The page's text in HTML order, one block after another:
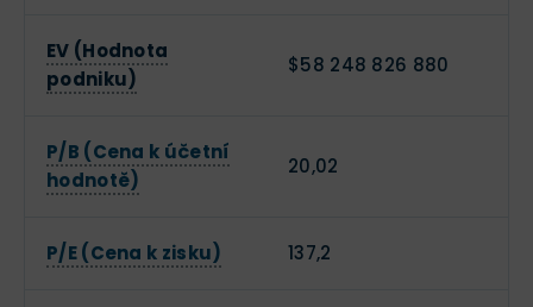
EV (Hodnota
podniku)
$58 248 826 880
P/B (Cena k účetní
hodnotě)
20,02
P/E (Cena k zisku) 137,2